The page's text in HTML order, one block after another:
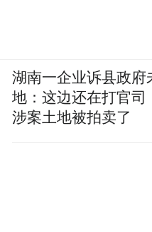
湖南一企业诉县政府
地：这边还在打官司
涉案土地被拍卖了